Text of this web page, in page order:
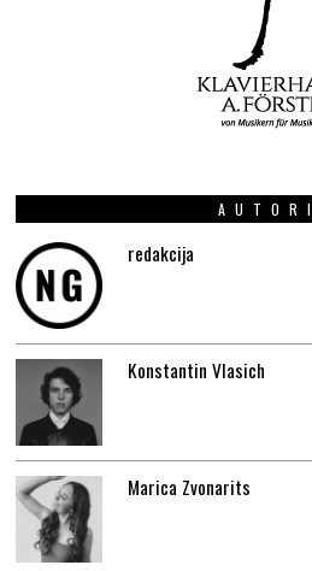
AUTORI
redakcija
Konstantin Vlasich
Marica Zvonarits